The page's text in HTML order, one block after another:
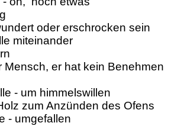
oder erschrocken sein
miteinander
Mensch, er hat kein Benehmen
- um himmelswillen
zum Anzünden des Ofens
- umgefallen